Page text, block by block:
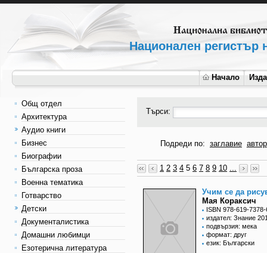
Национален регистър
Начало
Общ отдел
Архитектура
Аудио книги
Бизнес
Биографии
Българска проза
Военна тематика
Готварство
Детски
Документалистика
Домашни любимци
Езотерична литература
Търси:
Подреди по: заглавие автор
1 2 3 4 5 6 7 8 9 10 ...
Учим се да
Мая Кораксич
ISBN 978-619-
издател: Знание
подвързия: мека
формат: друг
език: Български